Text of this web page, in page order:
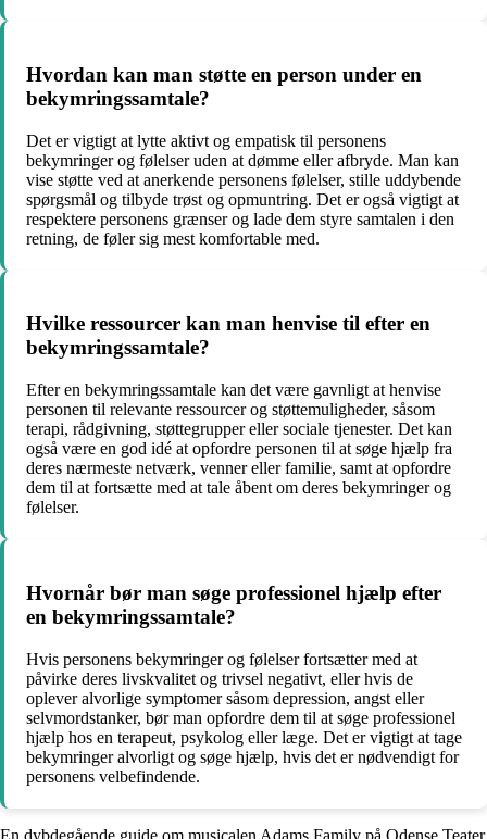
Hvordan kan man støtte en person under en
bekymringssamtale?
Det er vigtigt at lytte aktivt og empatisk til personens
bekymringer og følelser uden at dømme eller afbryde. Man kan
vise støtte ved at anerkende personens følelser, stille uddybende
spørgsmål og tilbyde trøst og opmuntring. Det er også vigtigt at
respektere personens grænser og lade dem styre samtalen i den
retning, de føler sig mest komfortable med.
Hvilke ressourcer kan man henvise til efter en
bekymringssamtale?
Efter en bekymringssamtale kan det være gavnligt at henvise
personen til relevante ressourcer og støttemuligheder, såsom
terapi, rådgivning, støttegrupper eller sociale tjenester. Det kan
også være en god idé at opfordre personen til at søge hjælp fra
deres nærmeste netværk, venner eller familie, samt at opfordre
dem til at fortsætte med at tale åbent om deres bekymringer og
følelser.
Hvornår bør man søge professionel hjælp efter
en bekymringssamtale?
Hvis personens bekymringer og følelser fortsætter med at
påvirke deres livskvalitet og trivsel negativt, eller hvis de
oplever alvorlige symptomer såsom depression, angst eller
selvmordstanker, bør man opfordre dem til at søge professionel
hjælp hos en terapeut, psykolog eller læge. Det er vigtigt at tage
bekymringer alvorligt og søge hjælp, hvis det er nødvendigt for
personens velbefindende.
En dybdegående guide om musicalen Adams Family på Odense Teater